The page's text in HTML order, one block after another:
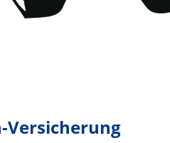
Versicherung